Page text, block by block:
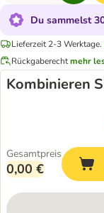
Du sammelst
Lieferzeit 2-3 Werktage.
Rückgaberechtmehr
Kombinieren
Gesamtpreis
0,00 €